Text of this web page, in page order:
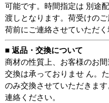
可能です。時間指定は 別途
渡しとなります。荷受けの
荷前にご連絡させていただく
■ 返品・交換について
商材の性質上、お客様のお
交換は承っておりませ ん。
のみ交換させていただきま
連絡ください。